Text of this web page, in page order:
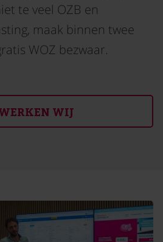
te veel OZB en
maak binnen twee
WOZ bezwaar.
WIJ